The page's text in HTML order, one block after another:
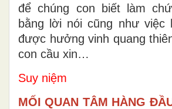
để chúng con biết làm
bằng lời nói cũng như việc
được hưởng vinh quang
con cầu xin…
Suy niệm
MỐI QUAN TÂM HÀNG